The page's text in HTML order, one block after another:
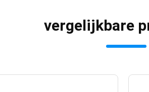
vergelijkbare